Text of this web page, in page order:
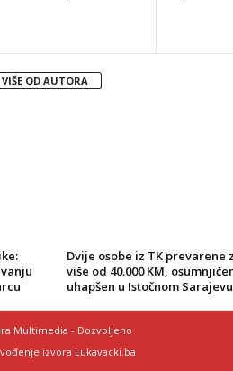
VIŠE OD AUTORA
Dvije osobe iz TK prevarene
više od 40.000 KM,
uhapšen u Istočnom Sarajevu
Multimedia - Dozvoljeno
izvora Lukavacki.ba